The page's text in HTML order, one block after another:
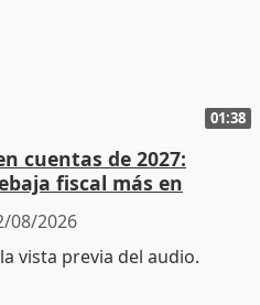
01:38
cuentas de 2027:
fiscal más en
08/2026